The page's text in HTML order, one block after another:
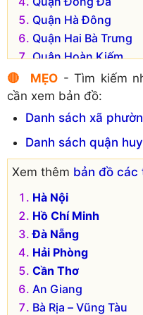
Quận Hà Đông
Quận Hai Bà Trưng
Quận Hoàn Kiếm
Quận Hoàng Mai
Quận Long Biên
Quận Nam Từ Liêm
Quận Thanh Xuân
Thị xã Sơn Tây
Huyện Chương Mỹ
🔴 MẸO- Tìm kiếm
cần xem bản đồ:
Danh sách xã
Danh sách quận
Xem thêm bản đồ các
Hà Nội
Hồ Chí Minh
Đà Nẵng
Hải Phòng
Cần Thơ
An Giang
Bà Rịa – Vũng Tàu